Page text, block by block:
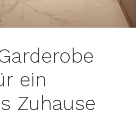
ein
Zuhause